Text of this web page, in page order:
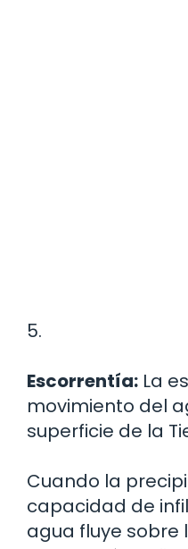
5.
Escorrentía: La
movimiento del
superficie de la
Cuando la
capacidad de
agua fluye sobre